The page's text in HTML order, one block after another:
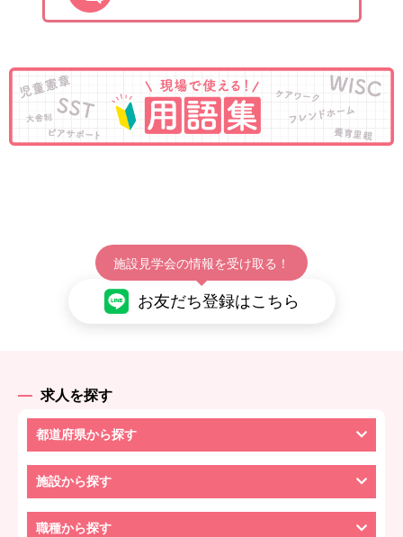
施設見学会の情報を受け取る！
お友だち登録はこちら
求人を探す
都道府県から探す
施設から探す
職種から探す